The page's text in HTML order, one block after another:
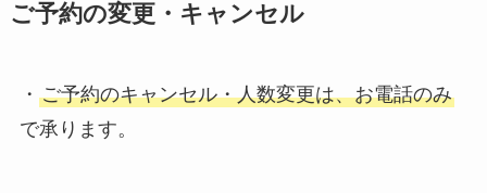
ご予約の変更・キャンセル
・ ご予約のキャンセル・人数変更は、お電話のみ
で承ります。